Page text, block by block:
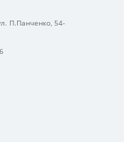
П.Панченко, 54-